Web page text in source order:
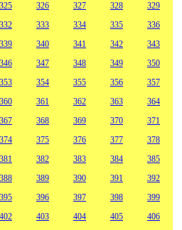
325 326 327 328
329
332 333 334 335
336
339 340 341 342
343
346 347 348 349
350
353 354 355 356
357
360 361 362 363
364
367 368 369 370
371
374 375 376 377
378
381 382 383 384
385
388 389 390 391
392
395 396 397 398
399
402 403 404 405
406